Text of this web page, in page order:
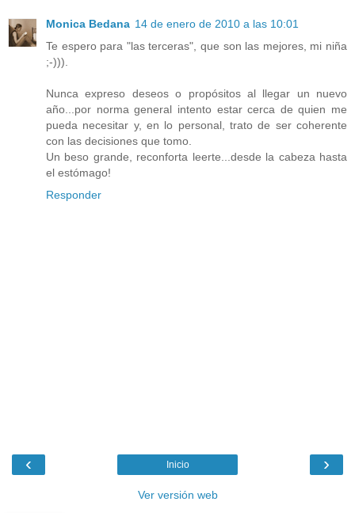
Monica Bedana 14 de enero de 2010 a las 10:01
Te espero para "las terceras", que son las mejores, mi niña
;-))).
Nunca expreso deseos o propósitos al llegar un nuevo
año...por norma general intento estar cerca de quien me
pueda necesitar y, en lo personal, trato de ser coherente
con las decisiones que tomo.
Un beso grande, reconforta leerte...desde la cabeza hasta
el estómago!
Responder
‹ ›
Inicio
Ver versión web